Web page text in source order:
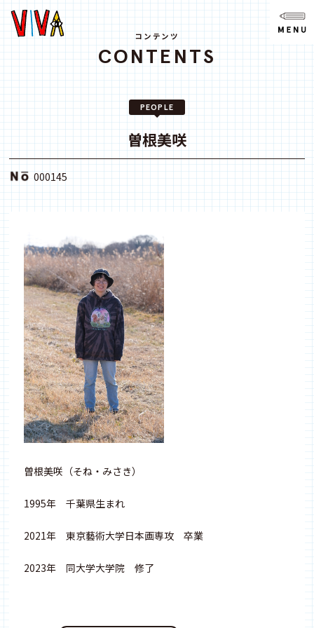
ニュース
ABOUT
SPACE
ACCESS
CONTACT
note
youtube
コンテンツ
CONTENTS
PEOPLE
曽根美咲
000145
曽根美咲（そね・みさき）
1995年 千葉県生まれ
2021年 東京藝術大学日本画専攻 卒業
2023年 同大学大学院 修了